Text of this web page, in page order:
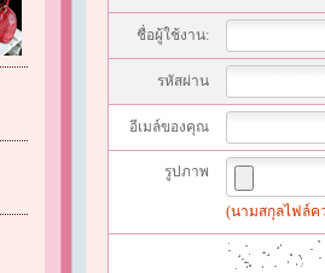
ชื่อผู้ใช้งาน:
รหัสผ่าน
อีเมล์ของคุณ
รูปภาพ
(นามสกุลไฟล์คว